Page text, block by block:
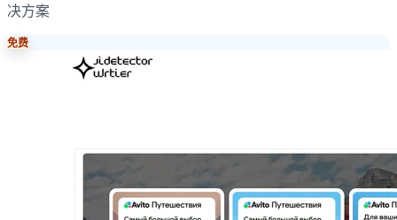
决方案
免费